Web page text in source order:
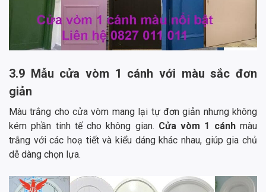
3.9 Mẫu cửa vòm 1 cánh với màu sắc đơn
giản
Màu trắng cho cửa vòm mang lại tự đơn giản nhưng không
kém phần tinh tế cho không gian. Cửa vòm 1 cánhmàu
trắng với các hoạ tiết và kiểu dáng khác nhau, giúp gia chủ
dễ dàng chọn lựa.